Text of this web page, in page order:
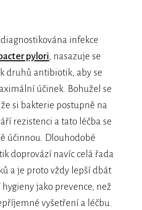
infekce
pylori, nasazuje se
druhů antibiotik, aby se
účinek. Bohužel se
si bakterie postupně na
rezistenci a tato léčba se
účinnou. Dlouhodobé
doprovází navíc celá řada
a je proto vždy lepší dbát
jako prevence, než
vyšetření a léčbu.